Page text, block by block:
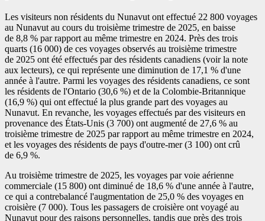
Les visiteurs non résidents du Nunavut ont effectué 22 800 voyages
au Nunavut au cours du troisième trimestre de 2025, en baisse
de 8,8 % par rapport au même trimestre en 2024. Près des trois
quarts (16 000) de ces voyages observés au troisième trimestre
de 2025 ont été effectués par des résidents canadiens (voir la note
aux lecteurs), ce qui représente une diminution de 17,1 % d'une
année à l'autre. Parmi les voyages des résidents canadiens, ce sont
les résidents de l'Ontario (30,6 %) et de la Colombie-Britannique
(16,9 %) qui ont effectué la plus grande part des voyages au
Nunavut. En revanche, les voyages effectués par des visiteurs en
provenance des États-Unis (3 700) ont augmenté de 27,6 % au
troisième trimestre de 2025 par rapport au même trimestre en 2024,
et les voyages des résidents de pays d'outre-mer (3 100) ont crû
de 6,9 %.
Au troisième trimestre de 2025, les voyages par voie aérienne
commerciale (15 800) ont diminué de 18,6 % d'une année à l'autre,
ce qui a contrebalancé l'augmentation de 25,0 % des voyages en
croisière (7 000). Tous les passagers de croisière ont voyagé au
Nunavut pour des raisons personnelles, tandis que près des trois